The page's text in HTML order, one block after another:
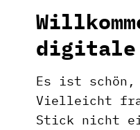
digitale
Es ist schön,
Vielleicht
Stick nicht